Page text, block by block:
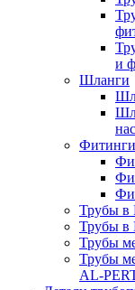
и
Шланги
Фитинги
Трубы
Трубы в
Трубы
Трубы
AL-